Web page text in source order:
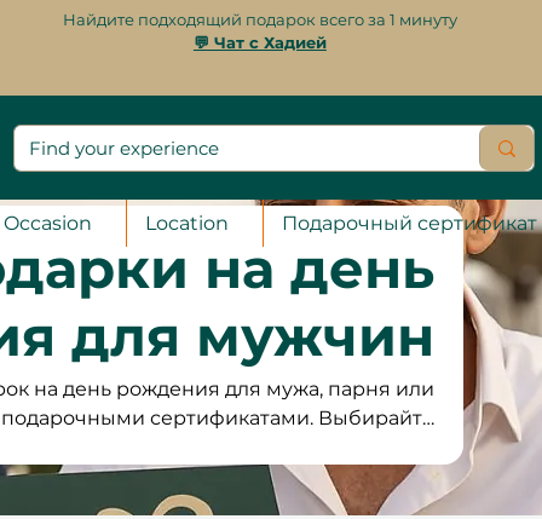
Найдите подходящий подарок всего за 1 минуту
💬 Чат с Хадией
Occasion Location Подарочный сертификат
на день
для мужчин
на день рождения для мужа, парня или
сертификатами. Выбирайте
ему понравятся. Идеальный выбор для
для него в ОАЭ, наша кураторская